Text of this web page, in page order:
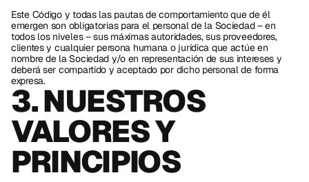
Este Código y todas las pautas de comportamiento que de él
emergen son obligatorias para el personal de la Sociedad – en
todos los niveles – sus máximas autoridades, sus proveedores,
clientes y cualquier persona humana o jurídica que actúe en
nombre de la Sociedad y/o en representación de sus intereses y
deberá ser compartido y aceptado por dicho personal de forma
expresa.
3. NUESTROS
VALORES Y
PRINCIPIOS